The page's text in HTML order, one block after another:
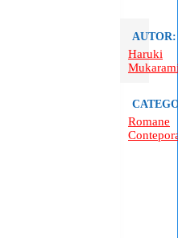
AUTOR:
Haruki
Romane